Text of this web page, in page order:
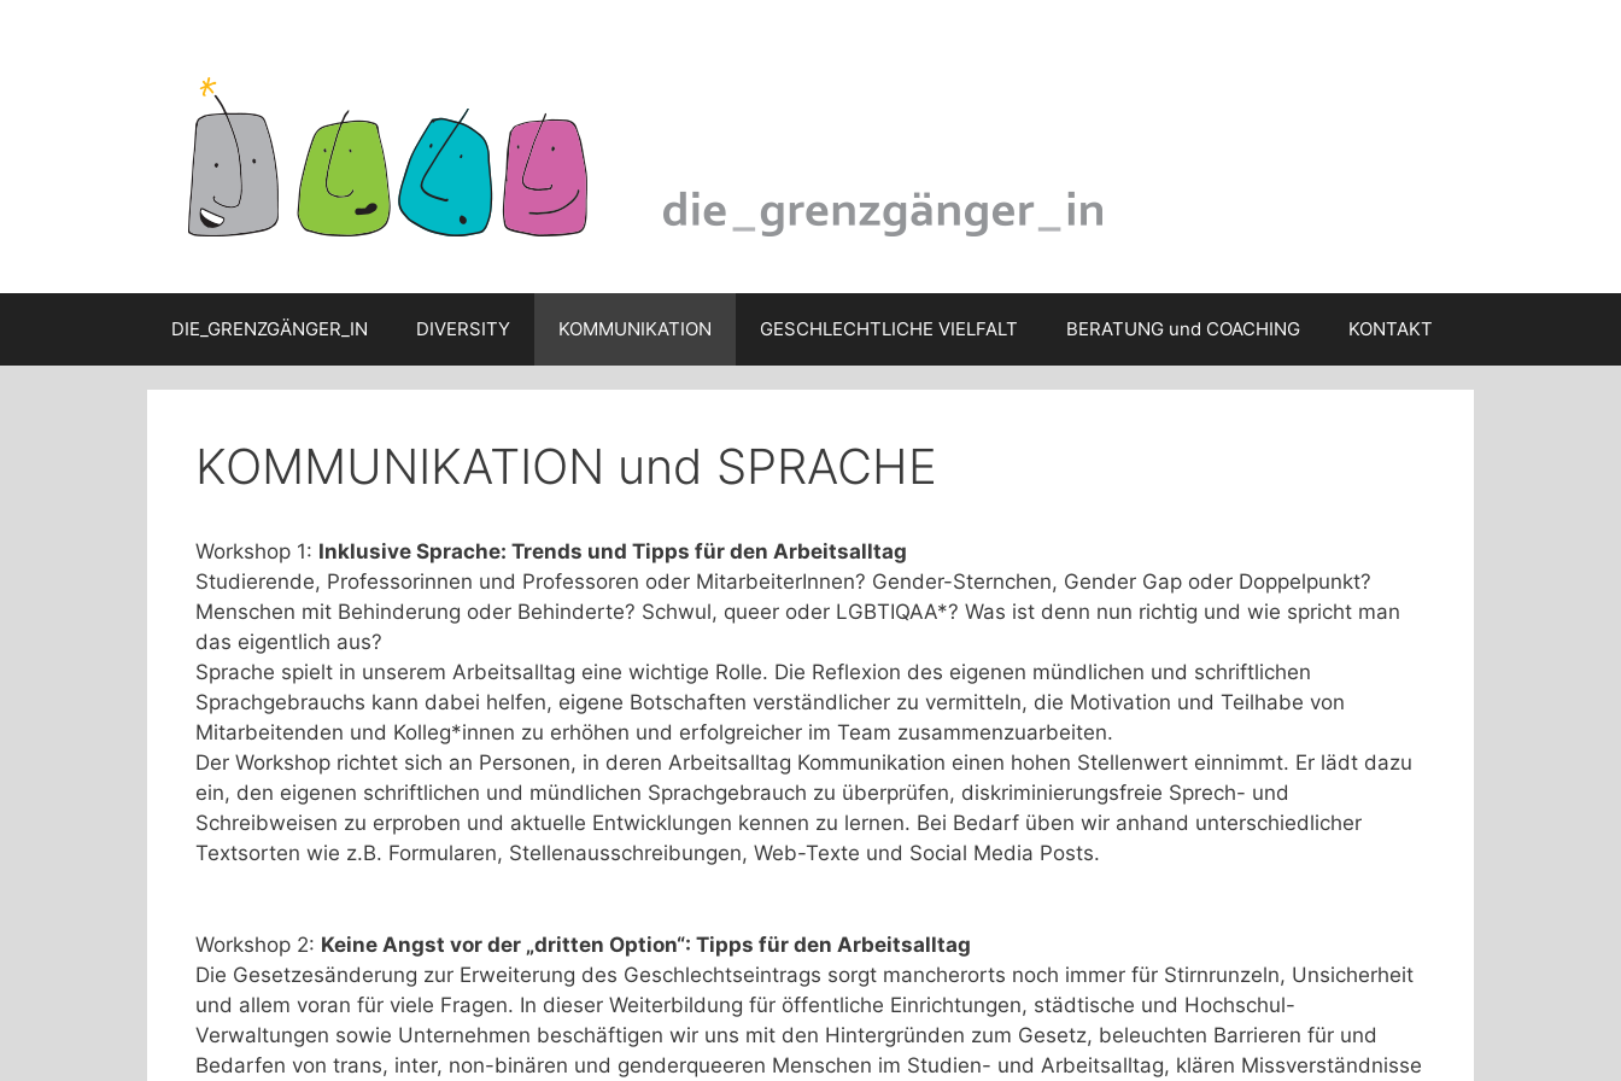
DIE_GRENZGÄNGER_IN DIVERSITY KOMMUNIKATION GESCHLECHTLICHE VIELFALT BERATUNG und COACHING KONTAKT
KOMMUNIKATION und SPRACHE
Workshop 1: Inklusive Sprache: Trends und Tipps für den Arbeitsalltag
Studierende, Professorinnen und Professoren oder MitarbeiterInnen? Gender-Sternchen, Gender Gap oder Doppelpunkt?
Menschen mit Behinderung oder Behinderte? Schwul, queer oder LGBTIQAA*? Was ist denn nun richtig und wie spricht man
das eigentlich aus?
Sprache spielt in unserem Arbeitsalltag eine wichtige Rolle. Die Reflexion des eigenen mündlichen und schriftlichen
Sprachgebrauchs kann dabei helfen, eigene Botschaften verständlicher zu vermitteln, die Motivation und Teilhabe von
Mitarbeitenden und Kolleg*innen zu erhöhen und erfolgreicher im Team zusammenzuarbeiten.
Der Workshop richtet sich an Personen, in deren Arbeitsalltag Kommunikation einen hohen Stellenwert einnimmt. Er lädt dazu
ein, den eigenen schriftlichen und mündlichen Sprachgebrauch zu überprüfen, diskriminierungsfreie Sprech- und
Schreibweisen zu erproben und aktuelle Entwicklungen kennen zu lernen. Bei Bedarf üben wir anhand unterschiedlicher
Textsorten wie z.B. Formularen, Stellenausschreibungen, Web-Texte und Social Media Posts.
Workshop 2: Keine Angst vor der „dritten Option“: Tipps für den Arbeitsalltag
Die Gesetzesänderung zur Erweiterung des Geschlechtseintrags sorgt mancherorts noch immer für Stirnrunzeln, Unsicherheit
und allem voran für viele Fragen. In dieser Weiterbildung für öffentliche Einrichtungen, städtische und Hochschul-
Verwaltungen sowie Unternehmen beschäftigen wir uns mit den Hintergründen zum Gesetz, beleuchten Barrieren für und
Bedarfen von trans, inter, non-binären und genderqueeren Menschen im Studien- und Arbeitsalltag, klären Missverständnisse